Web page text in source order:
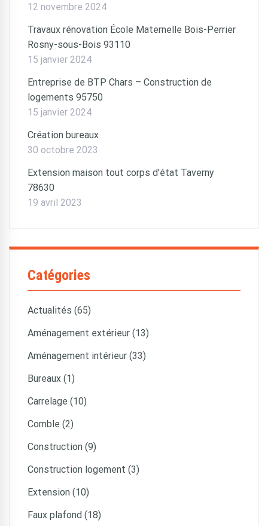
12 novembre 2024
Travaux rénovation École Maternelle Bois-Perrier
Rosny-sous-Bois 93110
15 janvier 2024
Entreprise de BTP Chars – Construction de
logements 95750
15 janvier 2024
Création bureaux
30 octobre 2023
Extension maison tout corps d’état Taverny
78630
19 avril 2023
Catégories
Actualités (65)
Aménagement extérieur (13)
Aménagement intérieur (33)
Bureaux (1)
Carrelage (10)
Comble (2)
Construction (9)
Construction logement (3)
Extension (10)
Faux plafond (18)